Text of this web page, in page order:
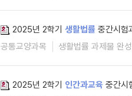
2025년 2학기 생활법률 중간시험
공통교양과목
생활법률 과제물 완
2025년 2학기 인간과교육 중간시